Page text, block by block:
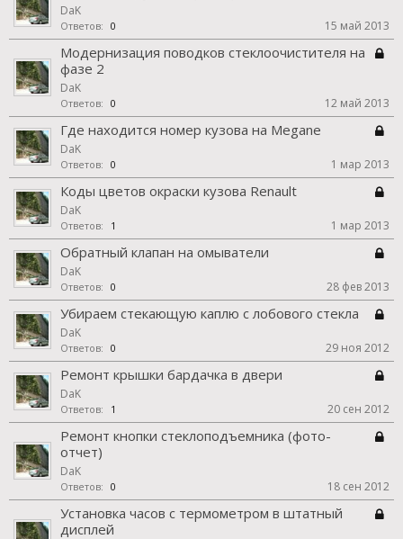
DaK
Ответов: 0 15 май 2013
Модернизация поводков стеклоочистителя на
фазе 2
DaK
Ответов: 0 12 май 2013
Где находится номер кузова на Megane
DaK
Ответов: 0 1 мар 2013
Коды цветов окраски кузова Renault
DaK
Ответов: 1 1 мар 2013
Обратный клапан на омыватели
DaK
Ответов: 0 28 фев 2013
Убираем стекающую каплю с лобового стекла
DaK
Ответов: 0 29 ноя 2012
Ремонт крышки бардачка в двери
DaK
Ответов: 1 20 сен 2012
Ремонт кнопки стеклоподъемника (фото-
отчет)
DaK
Ответов: 0 18 сен 2012
Установка часов с термометром в штатный
дисплей